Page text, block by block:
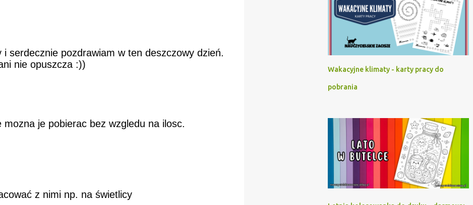
serdecznie pozdrawiam w ten deszczowy dzień.
nie opuszcza :))
je pobierac bez wzgledu na ilosc.
z nimi np. na świetlicy
Wakacyjne klimaty - karty pracy do
pobrania